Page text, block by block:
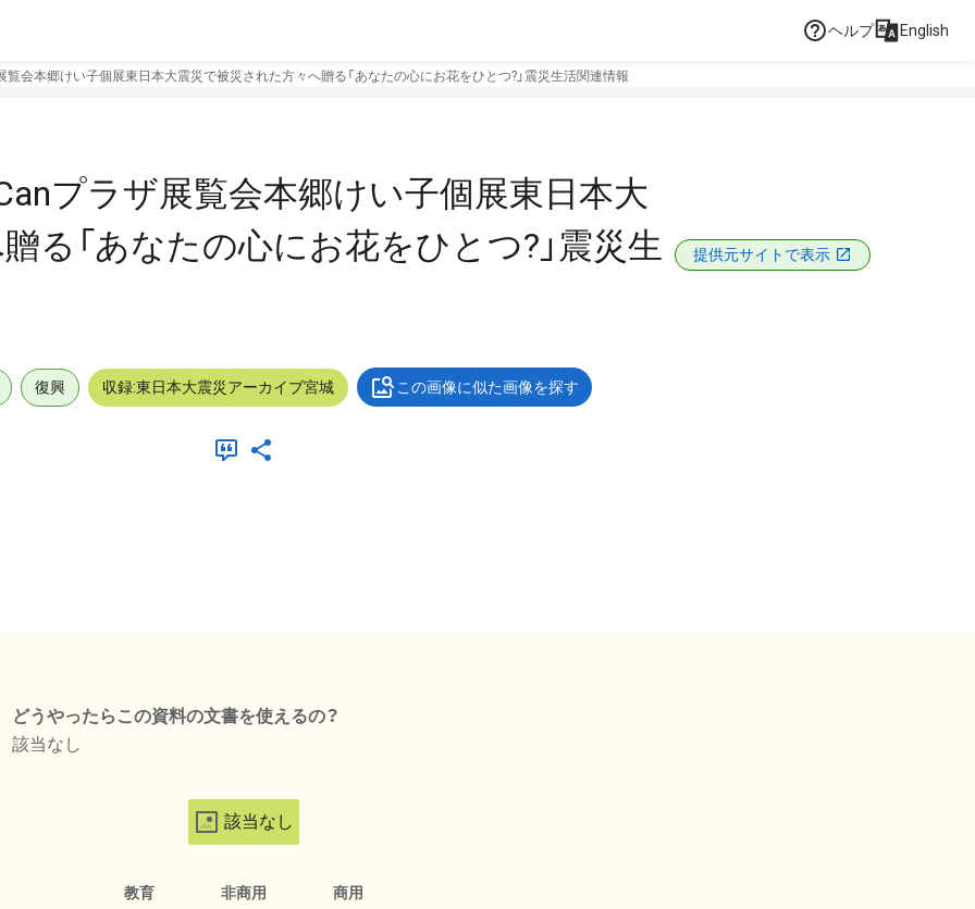
ヘルプ English
会本郷けい子個展東日本大震災で被災された方々へ贈る「あなたの心にお花をひとつ?」震災生活関連情報
プラザ展覧会本郷けい子個展東日本大
る「あなたの心にお花をひとつ?」震災生
提供元サイトで表示
復興 収録:東日本大震災アーカイブ宮城 この画像に似た画像を探す
どうやったらこの資料の文書を使えるの？
該当なし
該当なし
教育 非商用 商用